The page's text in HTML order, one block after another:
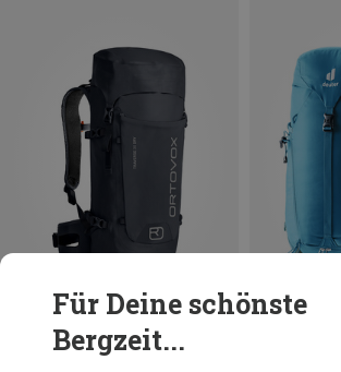
Du sparst 17%
Für Deine schönste
Bergzeit...